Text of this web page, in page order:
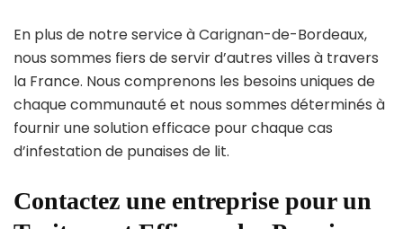
En plus de notre service à Carignan-de-Bordeaux,
nous sommes fiers de servir d’autres villes à travers
la France. Nous comprenons les besoins uniques de
chaque communauté et nous sommes déterminés à
fournir une solution efficace pour chaque cas
d’infestation de punaises de lit.
Contactez une entreprise pour un